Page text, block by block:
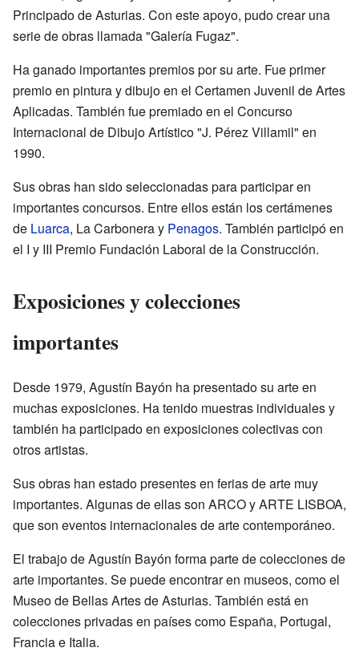
Principado de Asturias. Con este apoyo, pudo crear una
serie de obras llamada "Galería Fugaz".
Ha ganado importantes premios por su arte. Fue primer
premio en pintura y dibujo en el Certamen Juvenil de Artes
Aplicadas. También fue premiado en el Concurso
Internacional de Dibujo Artístico "J. Pérez Villamil" en
1990.
Sus obras han sido seleccionadas para participar en
importantes concursos. Entre ellos están los certámenes
de Luarca, La Carbonera y Penagos. También participó en
el I y III Premio Fundación Laboral de la Construcción.
Exposiciones y colecciones
importantes
Desde 1979, Agustín Bayón ha presentado su arte en
muchas exposiciones. Ha tenido muestras individuales y
también ha participado en exposiciones colectivas con
otros artistas.
Sus obras han estado presentes en ferias de arte muy
importantes. Algunas de ellas son ARCO y ARTE LISBOA,
que son eventos internacionales de arte contemporáneo.
El trabajo de Agustín Bayón forma parte de colecciones de
arte importantes. Se puede encontrar en museos, como el
Museo de Bellas Artes de Asturias. También está en
colecciones privadas en países como España, Portugal,
Francia e Italia.